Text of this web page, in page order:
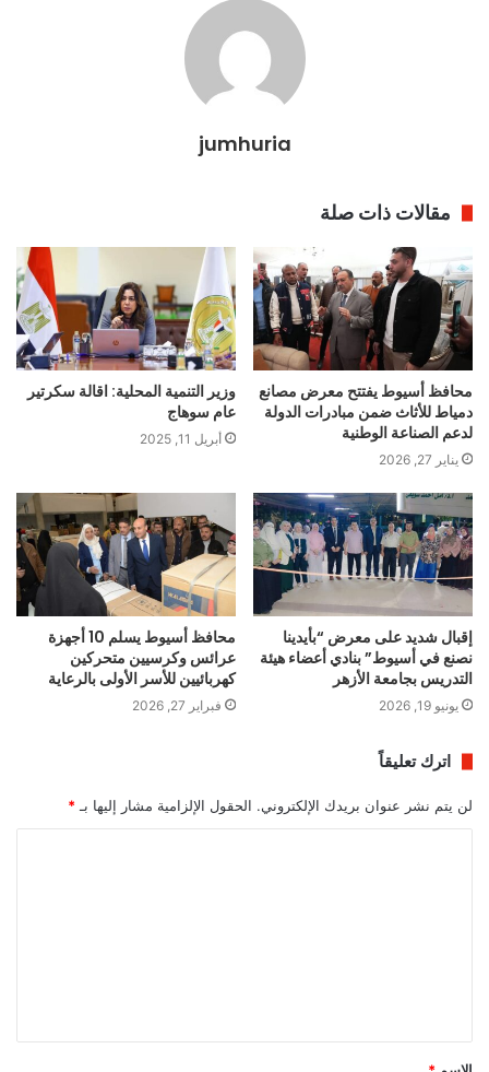
jumhuria
مقالات ذات صلة
محافظ أسيوط يفتتح معرض مصانع
دمياط للأثاث ضمن مبادرات الدولة
لدعم الصناعة الوطنية
يناير 27, 2026
وزير التنمية المحلية: اقالة سكرتير
عام سوهاج
أبريل 11, 2025
إقبال شديد على معرض “بأيدينا
نصنع في أسيوط” بنادي أعضاء هيئة
التدريس بجامعة الأزهر
يونيو 19, 2026
محافظ أسيوط يسلم 10 أجهزة
عرائس وكرسيين متحركين
كهربائيين للأسر الأولى بالرعاية
فبراير 27, 2026
اترك تعليقاً
لن يتم نشر عنوان بريدك الإلكتروني. الحقول الإلزامية مشار إليها بـ *
ق